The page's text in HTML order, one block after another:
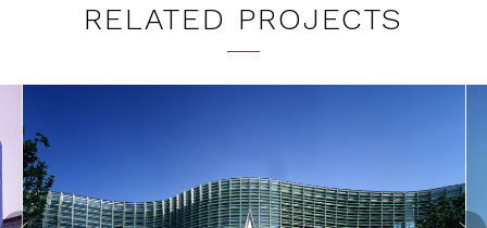
RELATED PROJECTS